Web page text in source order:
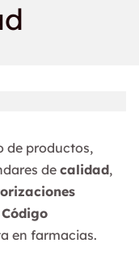
de productos,
de calidad,
Código
en farmacias.